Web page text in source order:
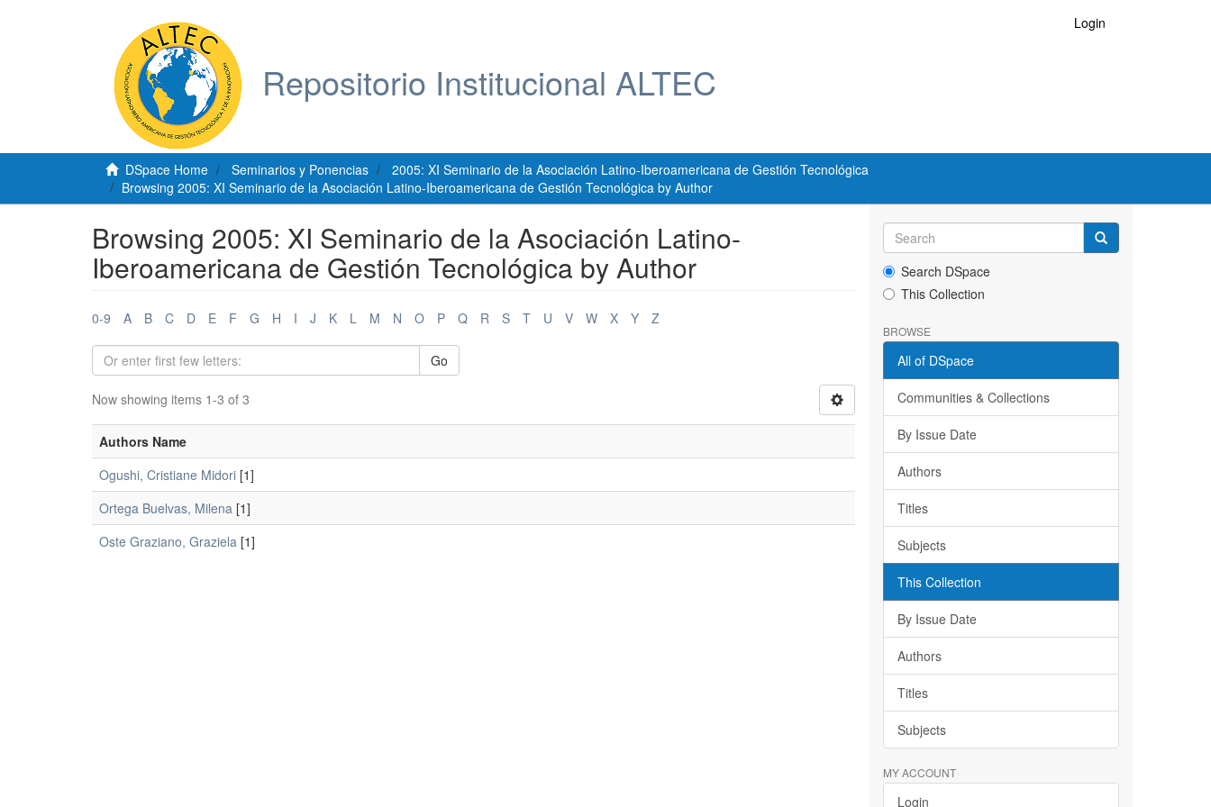
Repositorio Institucional ALTEC
Login
DSpace Home Seminarios y Ponencias
2005: XI Seminario de la Asociación Latino-Iberoamericana de Gestión Tecnológica
Browsing 2005: XI Seminario de la Asociación Latino-Iberoamericana de Gestión Tecnológica by Author
Browsing 2005: XI Seminario de la Asociación Latino-
Iberoamericana de Gestión Tecnológica by Author
0-9 A B C D E F G H I J K L M N O P Q R S T U V W X Y Z
Go
Now showing items 1-3 of 3
Authors Name
Ogushi, Cristiane Midori [1]
Ortega Buelvas, Milena [1]
Oste Graziano, Graziela [1]
Search DSpace
This Collection
BROWSE
All of DSpace
Communities & Collections
By Issue Date
Authors
Titles
Subjects
This Collection
By Issue Date
Authors
Titles
Subjects
MY ACCOUNT
Login